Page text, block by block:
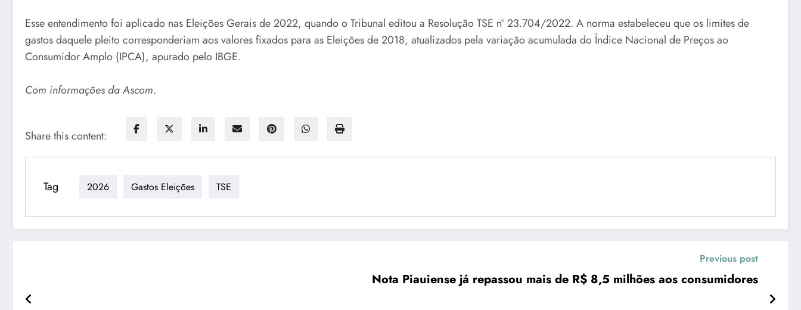
Esse entendimento foi aplicado nas Eleições Gerais de 2022, quando o Tribunal editou a Resolução TSE nº 23.704/2022. A norma estabeleceu que os limites de
gastos daquele pleito corresponderiam aos valores fixados para as Eleições de 2018, atualizados pela variação acumulada do Índice Nacional de Preços ao
Consumidor Amplo (IPCA), apurado pelo IBGE.
Com informações da Ascom.
Share this content:
Tag 2026 Gastos Eleições TSE
Previous post
Nota Piauiense já repassou mais de R$ 8,5 milhões aos consumidores